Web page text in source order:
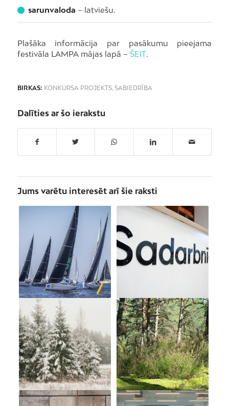
sarunvaloda – latviešu.
Plašāka informācija par pasākumu pieejama
festivāla LAMPA mājas lapā – ŠEIT.
BIRKAS: KONKURSA PROJEKTS, SABIEDRĪBA
Dalīties ar šo ierakstu
Jums varētu interesēt arī šie raksti